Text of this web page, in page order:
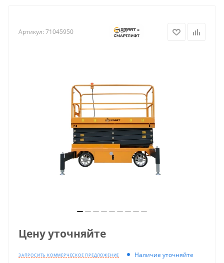
Артикул: 71045950
Цену уточняйте
ЗАПРОСИТЬ КОММЕРЧЕСКОЕ ПРЕДЛОЖЕНИЕ
Наличие уточняйте